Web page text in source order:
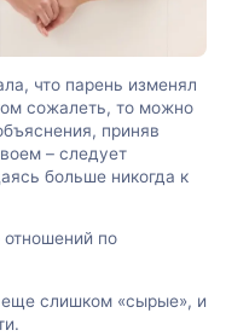
что парень изменял
сожалеть, то можно
приняв
– следует
больше никогда к
отношений по
слишком «сырые», и